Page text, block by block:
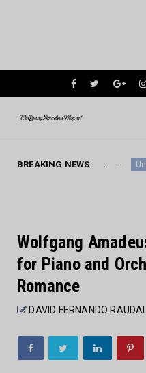
BREAKING NEWS:
Wolfgang
for Piano and
Romance
DAVID FERNANDO